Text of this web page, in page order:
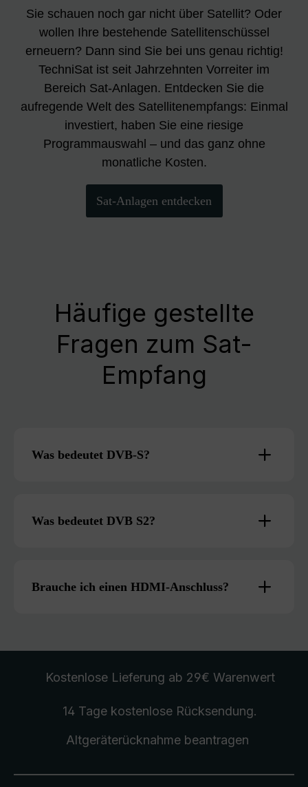
Sie schauen noch gar nicht über Satellit? Oder
wollen Ihre bestehende Satellitenschüssel
erneuern? Dann sind Sie bei uns genau richtig!
TechniSat ist seit Jahrzehnten Vorreiter im
Bereich Sat-Anlagen. Entdecken Sie die
aufregende Welt des Satellitenempfangs: Einmal
investiert, haben Sie eine riesige
Programmauswahl – und das ganz ohne
monatliche Kosten.
Sat-Anlagen entdecken
Häufige gestellte
Fragen zum Sat-
Empfang
Was bedeutet DVB-S?
Was bedeutet DVB S2?
Brauche ich einen HDMI-Anschluss?
Kostenlose Lieferung ab 29€ Warenwert
14 Tage kostenlose Rücksendung.
Altgeräterücknahmebeantragen